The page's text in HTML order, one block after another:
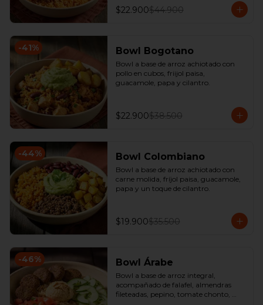
$22.900$44.900
-41% Bowl Bogotano
Bowl a base de arroz achiotado con
pollo en cubos, friijol paisa,
guacamole, papa y cilantro.
$22.900$38.500
-44% Bowl Colombiano
Bowl a base de arroz achiotado con
carne molida, fríjol paisa, guacamole,
papa y un toque de cilantro.
$19.900$35.500
-46% Bowl Árabe
Bowl a base de arroz integral,
acompañado de falafel, almendras
fileteadas, pepino, tomate chonto,